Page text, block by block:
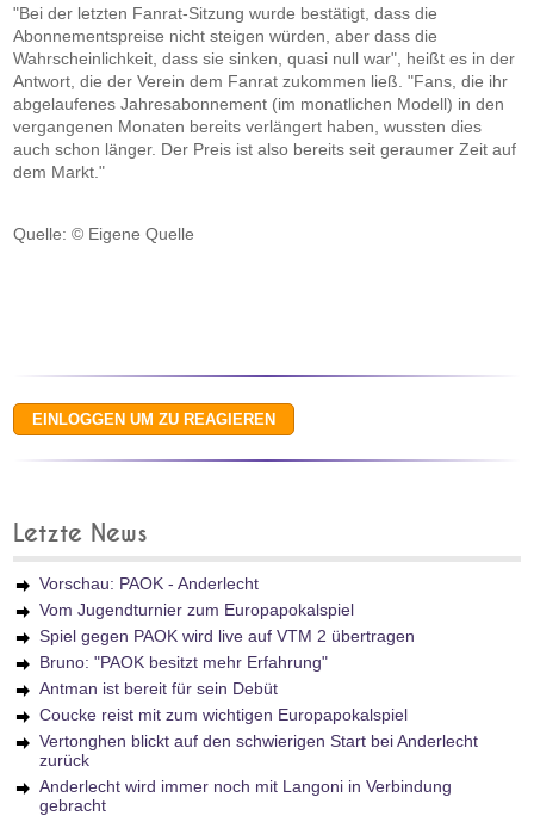
"Bei der letzten Fanrat-Sitzung wurde bestätigt, dass die
Abonnementspreise nicht steigen würden, aber dass die
Wahrscheinlichkeit, dass sie sinken, quasi null war", heißt es in der
Antwort, die der Verein dem Fanrat zukommen ließ. "Fans, die ihr
abgelaufenes Jahresabonnement (im monatlichen Modell) in den
vergangenen Monaten bereits verlängert haben, wussten dies
auch schon länger. Der Preis ist also bereits seit geraumer Zeit auf
dem Markt."
Quelle: © Eigene Quelle
Letzte News
Vorschau: PAOK - Anderlecht
Vom Jugendturnier zum Europapokalspiel
Spiel gegen PAOK wird live auf VTM 2 übertragen
Bruno: "PAOK besitzt mehr Erfahrung"
Antman ist bereit für sein Debüt
Coucke reist mit zum wichtigen Europapokalspiel
Vertonghen blickt auf den schwierigen Start bei Anderlecht
zurück
Anderlecht wird immer noch mit Langoni in Verbindung
gebracht